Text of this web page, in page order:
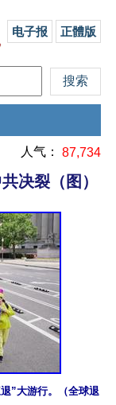
电子报 正體版
人气： 87,734
决裂（图）
”大游行。（全球退